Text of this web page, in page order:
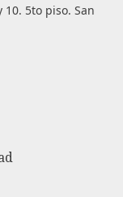
10. 5to piso. San